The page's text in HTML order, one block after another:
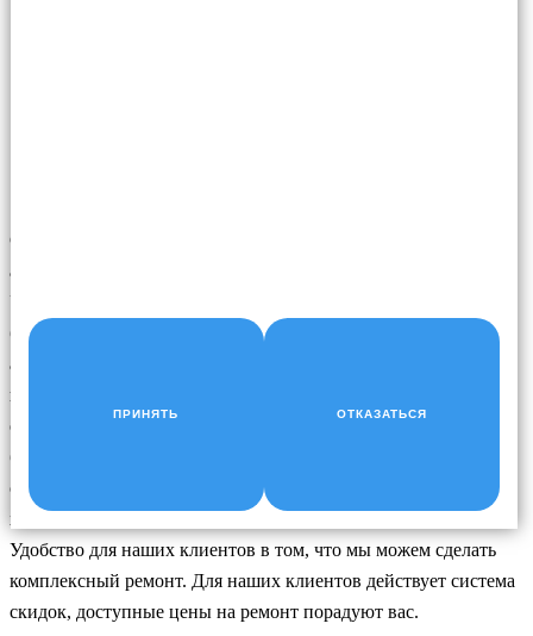
Сервис авторемонта Nice Garage предлагает услуги по
антибактериальная обработке системы вентиляции салона в
Уфе. Мы располагаем полным набором возможностей,
большим опытом, удобным оборудованием для ремонта
автомобилей . Проводим полную диагностику системы
вентиляции автомобиля, находим неисправности, предлагаем
оптимальный план работ. Наши сотрудники обладают
большим опытом, позволяющим выполнить даже самый
сложный ремонт. В основном ремонты производим по
ходовой части, автоэлектрике, механический ремонт.
Удобство для наших клиентов в том, что мы можем сделать
комплексный ремонт. Для наших клиентов действует система
скидок, доступные цены на ремонт порадуют вас.
ПРИНЯТЬ ОТКАЗАТЬСЯ